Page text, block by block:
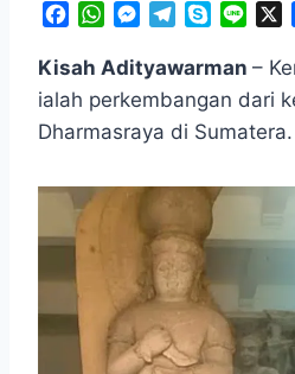
c
e
o
k
W
a
t
A
M
s
s
n
l
e
g
r
m
y
p
n
e
Kisah Adityawarman –
ialah perkembangan dari
Dharmasraya di Sumatera.